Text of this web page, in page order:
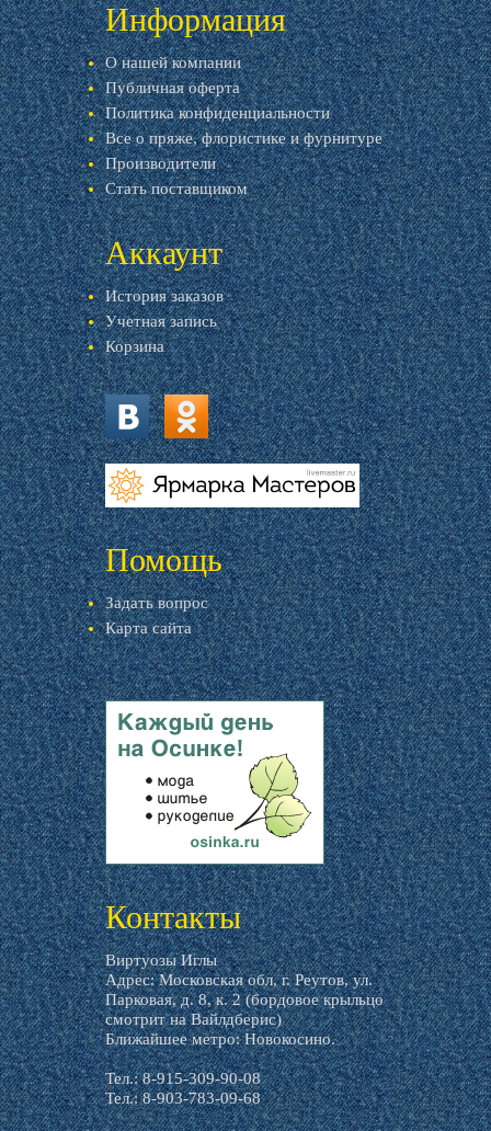
Информация
О нашей компании
Публичная оферта
Политика конфиденциальности
Все о пряже, флористике и фурнитуре
Производители
Стать поставщиком
Аккаунт
История заказов
Учетная запись
Корзина
vk.com ok.ru
livemaster.ru
Помощь
Задать вопрос
Карта сайта
livemaster.ru
Контакты
Виртуозы Иглы
Адрес: Московская обл, г. Реутов, ул.
Парковая, д. 8, к. 2 (бордовое крыльцо
смотрит на Вайлдберис)
Ближайшее метро: Новокосино.
Тел.: 8-915-309-90-08
Тел.: 8-903-783-09-68